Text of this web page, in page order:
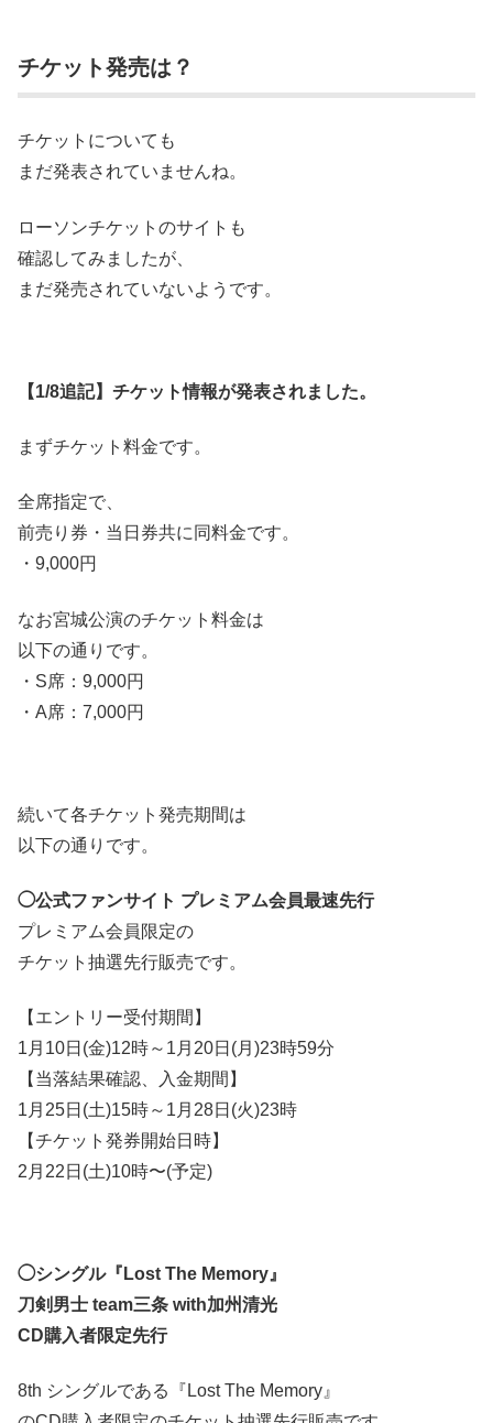
チケット発売は？
チケットについても
まだ発表されていませんね。
ローソンチケットのサイトも
確認してみましたが、
まだ発売されていないようです。
【1/8追記】チケット情報が発表されました。
まずチケット料金です。
全席指定で、
前売り券・当日券共に同料金です。
・9,000円
なお宮城公演のチケット料金は
以下の通りです。
・S席：9,000円
・A席：7,000円
続いて各チケット発売期間は
以下の通りです。
◯公式ファンサイト プレミアム会員最速先行
プレミアム会員限定の
チケット抽選先行販売です。
【エントリー受付期間】
1月10日(金)12時～1月20日(月)23時59分
【当落結果確認、入金期間】
1月25日(土)15時～1月28日(火)23時
【チケット発券開始日時】
2月22日(土)10時〜(予定)
◯シングル『Lost The Memory』
刀剣男士 team三条 with加州清光
CD購入者限定先行
8th シングルである『Lost The Memory』